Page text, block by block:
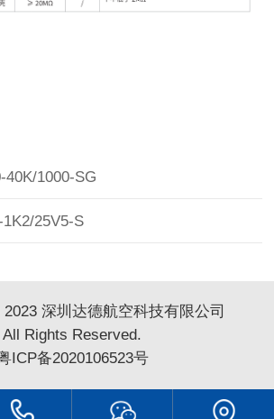
40K/1000-SG
25V5-S
深圳达德航空科技有限公司
All Rights Reserved.
ICP备2020106523号